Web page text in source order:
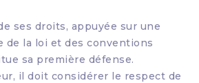
ses droits, appuyée sur une
de la loi et des conventions
sa première défense.
il doit considérer le respect de